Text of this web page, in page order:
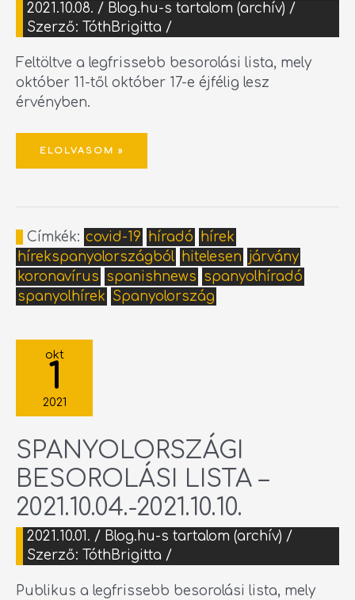
2021.10.08. / Blog.hu-s tartalom (archív) /
Szerző: TóthBrigitta /
Feltöltve a legfrissebb besorolási lista, mely
október 11-től október 17-e éjfélig lesz
érvényben.
ELOLVASOM »
Címkék: covid-19 híradó hírek
hírekspanyolországból hitelesen járvány
koronavírus spanishnews spanyolhíradó
spanyolhírek Spanyolország
okt
1
2021
SPANYOLORSZÁGI
BESOROLÁSI LISTA –
2021.10.04.-2021.10.10.
2021.10.01. / Blog.hu-s tartalom (archív) /
Szerző: TóthBrigitta /
Publikus a legfrissebb besorolási lista, mely
SPANYOLORSZÁGI
BESOROLÁSI
LISTA